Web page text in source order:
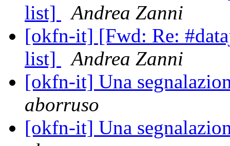
list]
Andrea Zanni
[okfn-it] [Fwd: Re:
list]
Andrea Zanni
[okfn-it] Una
aborruso
[okfn-it] Una